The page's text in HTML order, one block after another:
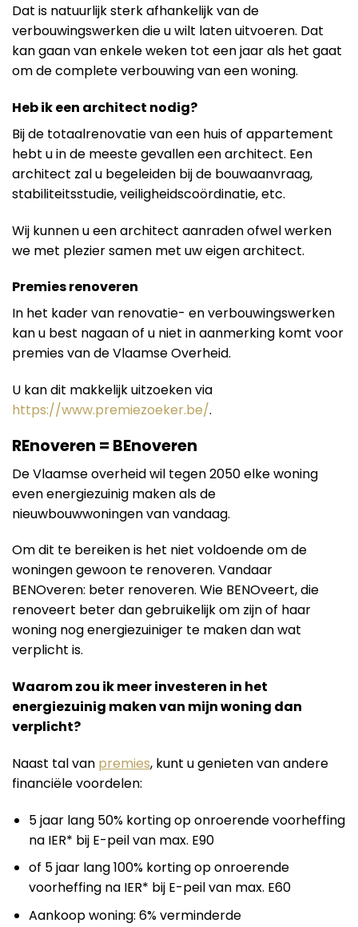
Dat is natuurlijk sterk afhankelijk van de
verbouwingswerken die u wilt laten uitvoeren. Dat
kan gaan van enkele weken tot een jaar als het gaat
om de complete verbouwing van een woning.
Heb ik een architect nodig?
Bij de totaalrenovatie van een huis of appartement
hebt u in de meeste gevallen een architect. Een
architect zal u begeleiden bij de bouwaanvraag,
stabiliteitsstudie, veiligheidscoördinatie, etc.
Wij kunnen u een architect aanraden ofwel werken
we met plezier samen met uw eigen architect.
Premies renoveren
In het kader van renovatie- en verbouwingswerken
kan u best nagaan of u niet in aanmerking komt voor
premies van de Vlaamse Overheid.
U kan dit makkelijk uitzoeken via
https://www.premiezoeker.be/.
REnoveren = BEnoveren
De Vlaamse overheid wil tegen 2050 elke woning
even energiezuinig maken als de
nieuwbouwwoningen van vandaag.
Om dit te bereiken is het niet voldoende om de
woningen gewoon te renoveren. Vandaar
BENOveren: beter renoveren. Wie BENOveert, die
renoveert beter dan gebruikelijk om zijn of haar
woning nog energiezuiniger te maken dan wat
verplicht is.
Waarom zou ik meer investeren in het
energiezuinig maken van mijn woning dan
verplicht?
Naast tal van premies, kunt u genieten van andere
financiële voordelen:
5 jaar lang 50% korting op onroerende voorheffing
na IER* bij E-peil van max. E90
of 5 jaar lang 100% korting op onroerende
voorheffing na IER* bij E-peil van max. E60
Aankoop woning: 6% verminderde